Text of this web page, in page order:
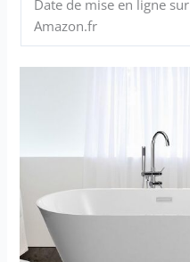
Date de mise en ligne sur
Amazon.fr